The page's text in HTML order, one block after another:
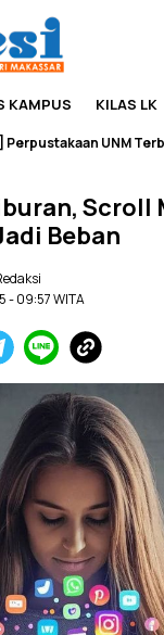
KAMPUS KILAS LK
UNM Terbakar
Scroll
Beban
- 09:57 WITA